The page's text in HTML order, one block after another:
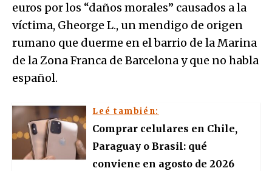
euros por los “daños morales” causados a la
víctima, Gheorge L., un mendigo de origen
rumano que duerme en el barrio de la Marina
de la Zona Franca de Barcelona y que no habla
español.
Leé también:
Comprar celulares en Chile,
Paraguay o Brasil: qué
conviene en agosto de 2026